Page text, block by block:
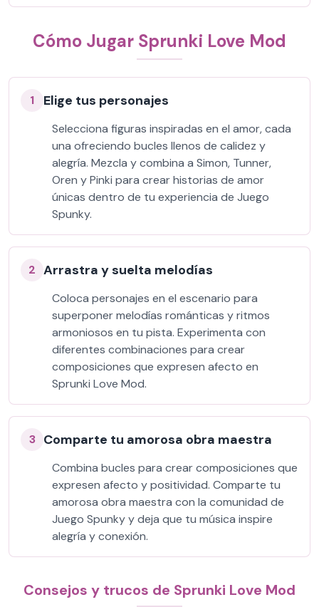
Cómo Jugar Sprunki Love Mod
1 Elige tus personajes
Selecciona figuras inspiradas en el amor, cada
una ofreciendo bucles llenos de calidez y
alegría. Mezcla y combina a Simon, Tunner,
Oren y Pinki para crear historias de amor
únicas dentro de tu experiencia de Juego
Spunky.
2 Arrastra y suelta melodías
Coloca personajes en el escenario para
superponer melodías románticas y ritmos
armoniosos en tu pista. Experimenta con
diferentes combinaciones para crear
composiciones que expresen afecto en
Sprunki Love Mod.
3 Comparte tu amorosa obra maestra
Combina bucles para crear composiciones que
expresen afecto y positividad. Comparte tu
amorosa obra maestra con la comunidad de
Juego Spunky y deja que tu música inspire
alegría y conexión.
Consejos y trucos de Sprunki Love Mod